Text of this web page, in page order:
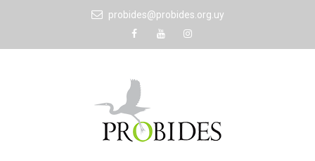
probides@probides.org.uy